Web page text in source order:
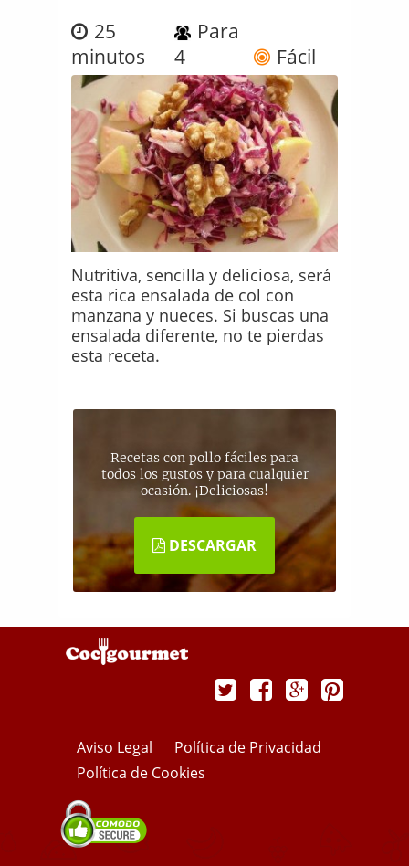
25
minutos
Para
4
Fácil
Nutritiva, sencilla y deliciosa, será
esta rica ensalada de col con
manzana y nueces. Si buscas una
ensalada diferente, no te pierdas
esta receta.
Recetas con pollo fáciles para
todos los gustos y para cualquier
ocasión. ¡Deliciosas!
DESCARGAR
Aviso Legal
Política de Privacidad
Política de Cookies